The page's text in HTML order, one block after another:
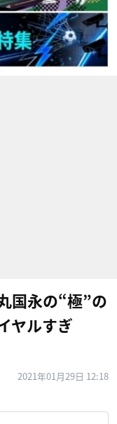
国永の“極”の
ヤルすぎ
2021年01月29日 12:18